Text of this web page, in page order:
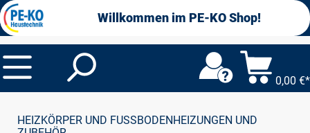
springen Willkommen im PE-KO Shop!
0,00 €*
HEIZKÖRPER UND FUSSBODENHEIZUNGEN UND Z